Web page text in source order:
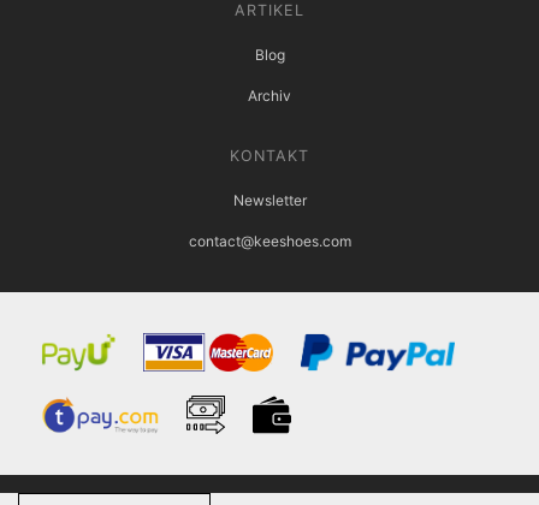
ARTIKEL
Blog
Archiv
KONTAKT
Newsletter
contact@keeshoes.com